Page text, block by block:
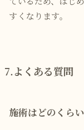
すくなります。
7.よくある質問
施術はどのくら